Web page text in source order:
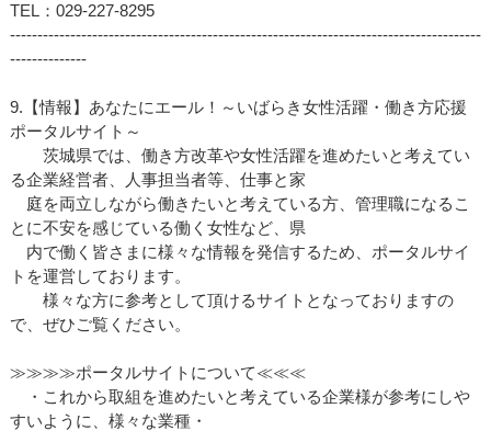
TEL：029-227-8295
--------------------------------------------------------------------------------------
--------------
9.【情報】あなたにエール！～いばらき女性活躍・働き方応援
ポータルサイト～
茨城県では、働き方改革や女性活躍を進めたいと考えてい
る企業経営者、人事担当者等、仕事と家
庭を両立しながら働きたいと考えている方、管理職になるこ
とに不安を感じている働く女性など、県
内で働く皆さまに様々な情報を発信するため、ポータルサイ
トを運営しております。
様々な方に参考として頂けるサイトとなっておりますの
で、ぜひご覧ください。
≫≫≫≫ポータルサイトについて≪≪≪
・これから取組を進めたいと考えている企業様が参考にしや
すいように、様々な業種・